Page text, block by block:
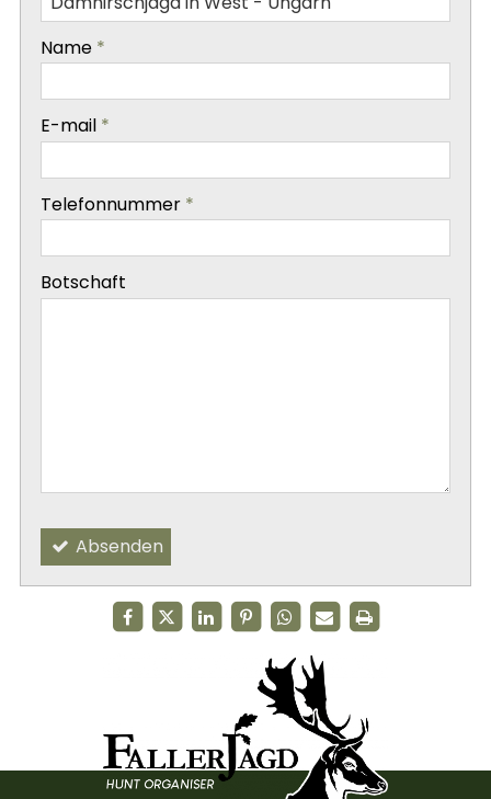
Name *
E-mail *
Telefonnummer *
Botschaft
Absenden